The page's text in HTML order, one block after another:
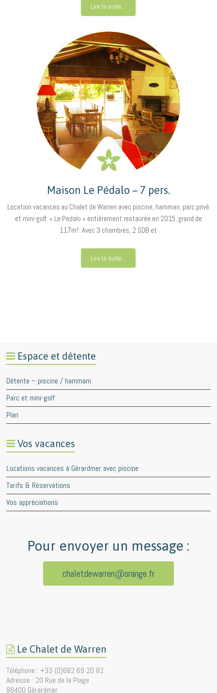
Lire la suite...
Maison Le Pédalo – 7 pers.
Location vacances au Chalet de Warren avec piscine, hamman, parc privé
et mini-golf. « Le Pedalo » entièrement restaurée en 2015, grand de
117m². Avec 3 chambres, 2 SDB et
Lire la suite...
Espace et détente
Détente – piscine / hammam
Parc et mini-golf
Plan
Vos vacances
Locations vacances à Gérardmer avec piscine
Tarifs & Réservations
Vos appréciations
Pour envoyer un message :
chaletdewarren@orange.fr
Le Chalet de Warren
Téléphone : +33 (0)682 69 20 82
Adresse : 20 Rue de la Plage
88400 Gérardmer